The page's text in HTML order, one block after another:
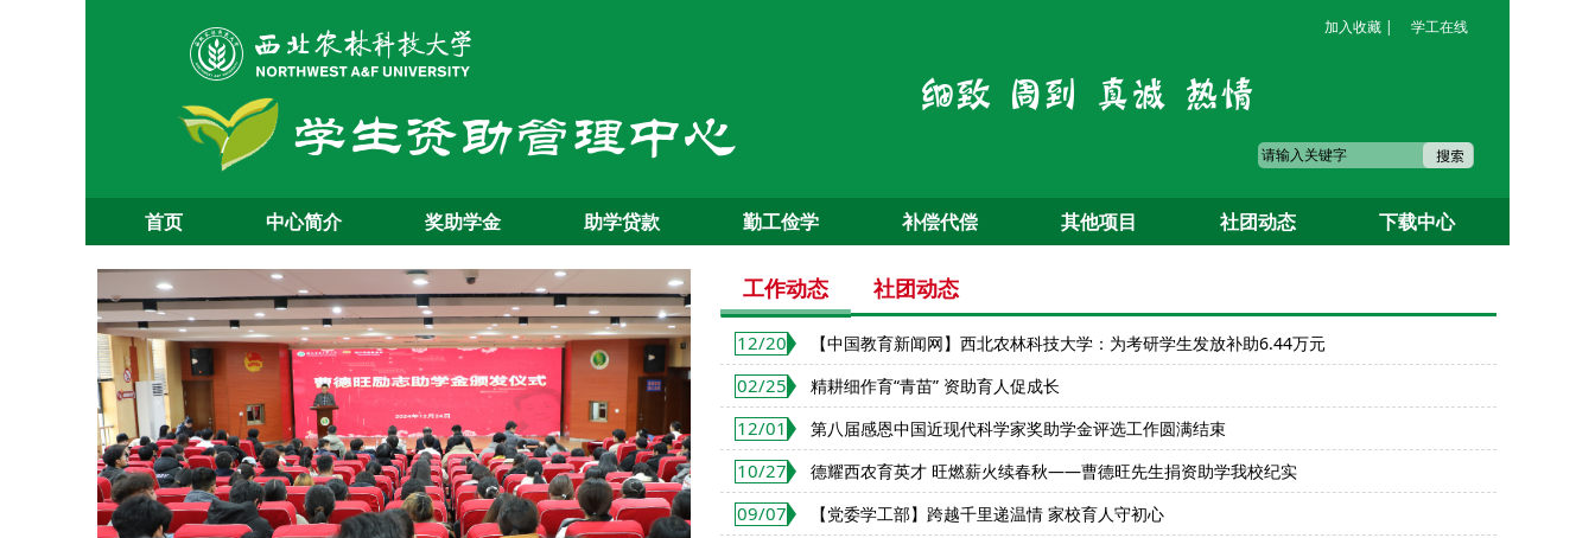
学工在线
加入收藏 |
首页 中心简介 奖助学金 助学贷款 勤工俭学 补偿代偿 其他项目 社团动态 下载中心
工作动态 社团动态
12/20 【中国教育新闻网】西北农林科技大学：为考研学生发放补助6.44万元
02/25 精耕细作育“青苗” 资助育人促成长
12/01 第八届感恩中国近现代科学家奖助学金评选工作圆满结束
10/27 德耀西农育英才 旺燃薪火续春秋——曹德旺先生捐资助学我校纪实
09/07 【党委学工部】跨越千里递温情 家校育人守初心